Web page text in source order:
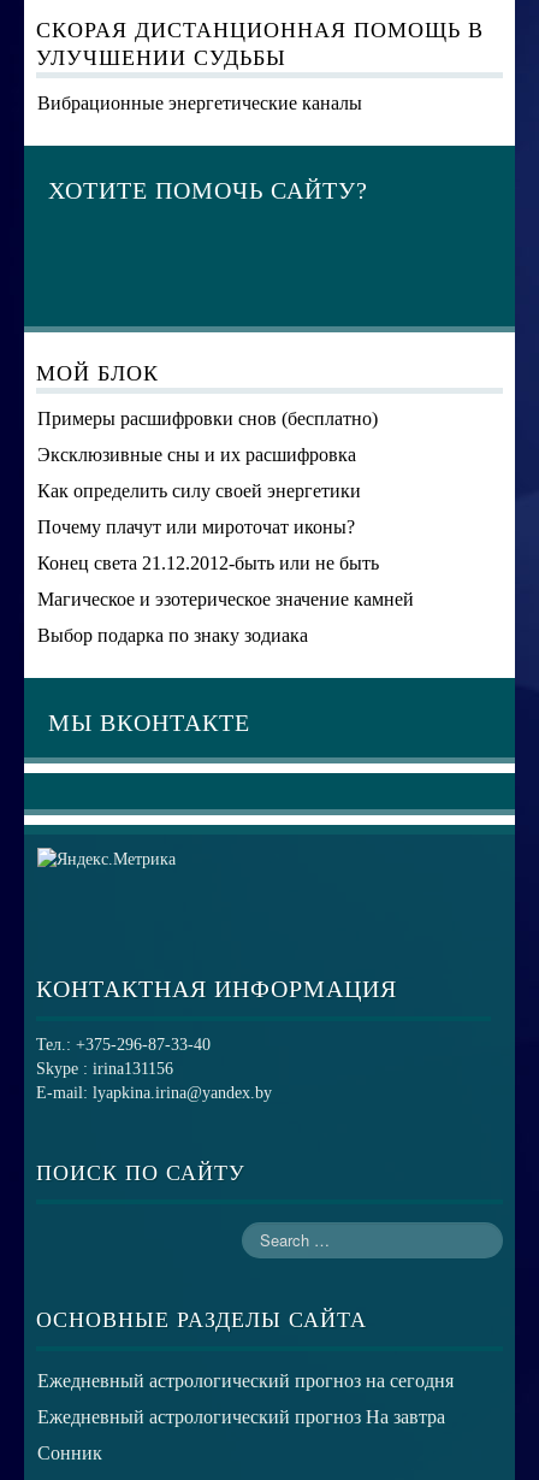
СКОРАЯ ДИСТАНЦИОННАЯ ПОМОЩЬ В
УЛУЧШЕНИИ СУДЬБЫ
Вибрационные энергетические каналы
ХОТИТЕ ПОМОЧЬ САЙТУ?
МОЙ БЛОК
Примеры расшифровки снов (бесплатно)
Эксклюзивные сны и их расшифровка
Как определить силу своей энергетики
Почему плачут или мироточат иконы?
Конец света 21.12.2012-быть или не быть
Магическое и эзотерическое значение камней
Выбор подарка по знаку зодиака
МЫ ВКОНТАКТЕ
КОНТАКТНАЯ ИНФОРМАЦИЯ
Тел.: +375-296-87-33-40
Skype : irina131156
E-mail: lyapkina.irina@yandex.by
ПОИСК ПО САЙТУ
ОСНОВНЫЕ РАЗДЕЛЫ САЙТА
Ежедневный астрологический прогноз на сегодня
Ежедневный астрологический прогноз На завтра
Сонник